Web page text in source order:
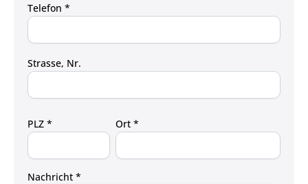
Telefon *
Strasse, Nr.
PLZ * Ort *
Nachricht *